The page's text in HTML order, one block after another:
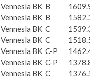
Vennesla BK B
Vennesla BK B
Vennesla BK C
Vennesla BK C
Vennesla BK C-P
Vennesla BK C-P
Vennesla BK C